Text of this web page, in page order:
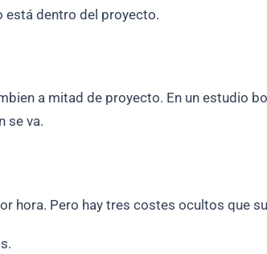
está dentro del proyecto.
a mitad de proyecto. En un estudio
se va.
hora. Pero hay tres costes ocultos que